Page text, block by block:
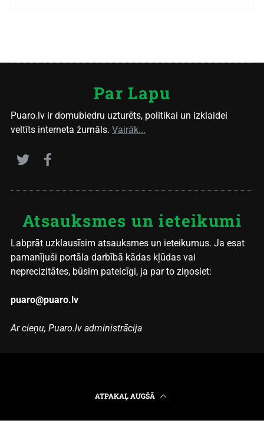
Par Lapu
Puaro.lv ir domubiedru uzturēts, politikai un izklaidei
veltīts interneta žurnāls. Vairāk...
Atsauksmes un ieteikumi
Labprāt uzklausīsim atsauksmes un ieteikumus. Ja esat
pamanījuši portāla darbībā kādas kļūdas vai
neprecizitātes, būsim pateicīgi, ja par to ziņosiet:
puaro@puaro.lv
Ar cieņu, Puaro.lv administrācija
ATPAKAĻ AUGŠĀ